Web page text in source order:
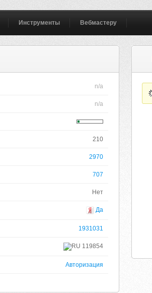
Инструменты Вебмастеру
n/a
n/a
210
2970
707
Нет
Да
1931031
119854
Авторизация